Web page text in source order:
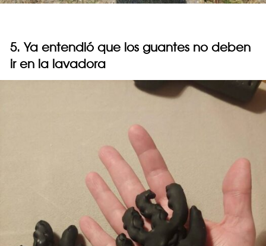
5. Ya entendió que los guantes no deben
ir en la lavadora